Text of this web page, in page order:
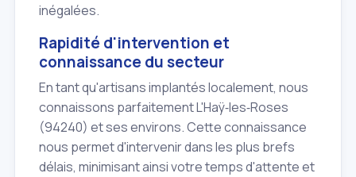
inégalées.
Rapidité d'intervention et
connaissance du secteur
En tant qu'artisans implantés localement, nous
connaissons parfaitement L'Haÿ‑les‑Roses
(94240) et ses environs. Cette connaissance
nous permet d'intervenir dans les plus brefs
délais, minimisant ainsi votre temps d'attente et